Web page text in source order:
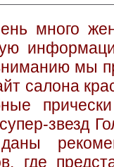
много
мы
салона
звезд
где